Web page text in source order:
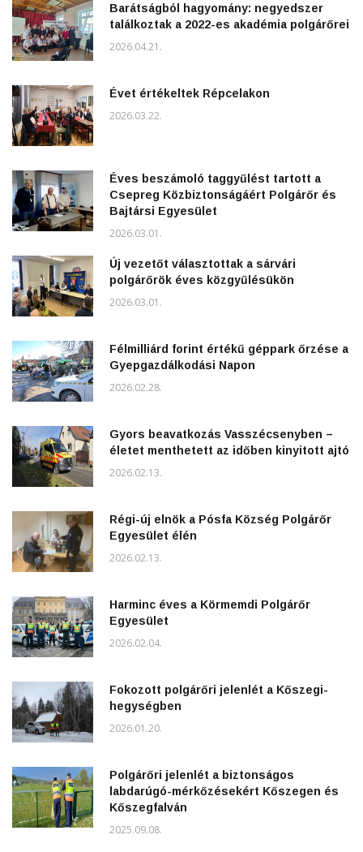
Barátságból hagyomány: negyedszer
találkoztak a 2022-es akadémia polgárőrei
2026.04.21.
Évet értékeltek Répcelakon
2026.03.22.
Éves beszámoló taggyűlést tartott a
Csepreg Közbiztonságáért Polgárőr és
Bajtársi Egyesület
2026.03.01.
Új vezetőt választottak a sárvári
polgárőrök éves közgyűlésükön
2026.03.01.
Félmilliárd forint értékű géppark őrzése a
Gyepgazdálkodási Napon
2026.02.28.
Gyors beavatkozás Vasszécsenyben –
életet menthetett az időben kinyitott ajtó
2026.02.13.
Régi-új elnök a Pósfa Község Polgárőr
Egyesület élén
2026.02.13.
Harminc éves a Körmemdi Polgárőr
Egyesület
2026.02.04.
Fokozott polgárőri jelenlét a Kőszegi-
hegységben
2026.01.20.
Polgárőri jelenlét a biztonságos
labdarúgó-mérkőzésekért Kőszegen és
Kőszegfalván
2025.09.08.